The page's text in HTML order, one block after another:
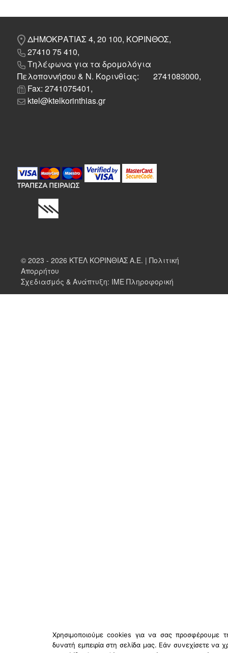
ΔΗΜΟΚΡΑΤΙΑΣ 4, 20 100, ΚΟΡΙΝΘΟΣ,
27410 75 410,
Τηλέφωνα για τα δρομολόγια
Πελοποννήσου & Ν. Κορινθίας: 2741083000,
Fax: 2741075401,
ktel@ktelkorinthias.gr
© 2023 - 2026 ΚΤΕΛ ΚΟΡΙΝΘΙΑΣ Α.Ε. |Πολιτική
Απορρήτου
Σχεδιασμός & Ανάπτυξη: ΙΜΕ Πληροφορική
Χρησιμοποιούμε cookies για να σας προσφέρουμε
δυνατή εμπειρία στη σελίδα μας. Εάν συνεχίσετε να